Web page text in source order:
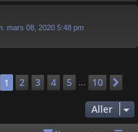
mars 08, 2020 5:48 pm
1sur 10
1 2 3 4 5 10
Aller